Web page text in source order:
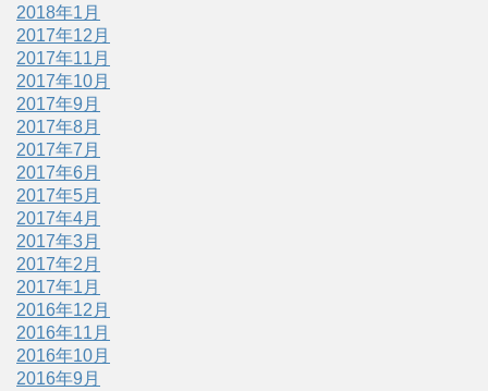
2018年1月
2017年12月
2017年11月
2017年10月
2017年9月
2017年8月
2017年7月
2017年6月
2017年5月
2017年4月
2017年3月
2017年2月
2017年1月
2016年12月
2016年11月
2016年10月
2016年9月